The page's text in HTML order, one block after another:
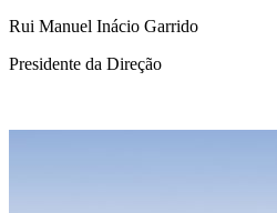
Rui Manuel Inácio Garrido
Presidente da Direção